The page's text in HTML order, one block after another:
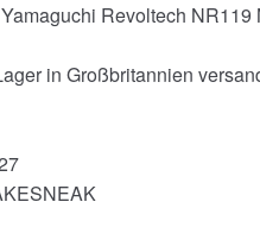
Revoltech
in Großbritannien